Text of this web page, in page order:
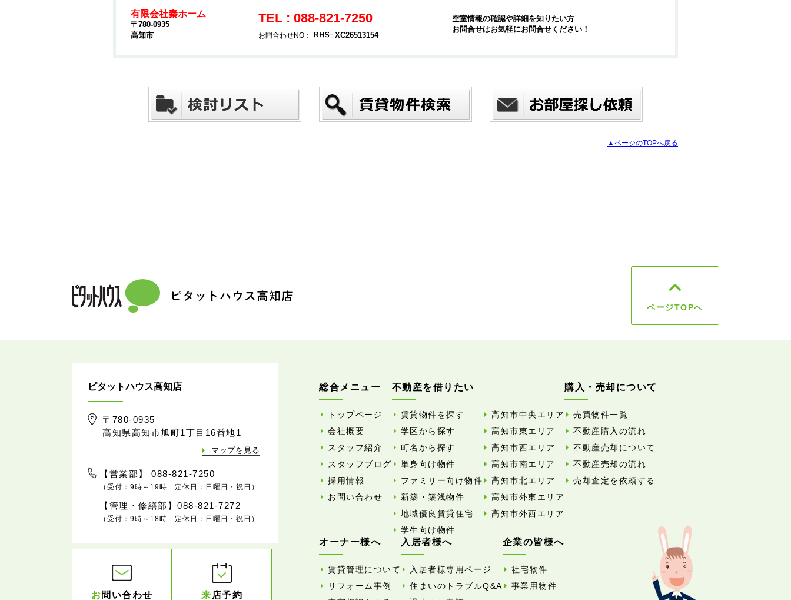
有限会社秦ホーム
〒780-0935
高知市
TEL : 088-821-7250
お問合わせNO： XC26513154
空室情報の確認や詳細を知りたい方
お問合せはお気軽にお問合せください！
▲ページのTOPへ戻る
ページTOPへ
ピタットハウス高知店
〒780-0935
高知県高知市旭町1丁目16番地1
マップを見る
【営業部】 088-821-7250
（受付：9時～19時 定休日：日曜日・祝日）
【管理・修繕部】088-821-7272
（受付：9時～18時 定休日：日曜日・祝日）
お問い合わせ 来 店予約
総合メニュー
トップページ
会社概要
スタッフ紹介
スタッフブログ
採用情報
お問い合わせ
不動産を借りたい
賃貸物件を探す
学区から探す
町名から探す
単身向け物件
ファミリー向け物件
新築・築浅物件
地域優良賃貸住宅
学生向け物件
高知市中央エリア
高知市東エリア
高知市西エリア
高知市南エリア
高知市北エリア
高知市外東エリア
高知市外西エリア
購入・売却について
売買物件一覧
不動産購入の流れ
不動産売却について
不動産売却の流れ
売却査定を依頼する
オーナー様へ
賃貸管理について
リフォーム事例
入居者様へ
入居者様専用ページ
住まいのトラブルQ&A
企業の皆様へ
社宅物件
事業用物件